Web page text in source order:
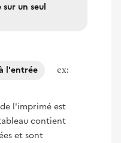
un seul
l'entrée
ex:
l'imprimé est
contient
et sont